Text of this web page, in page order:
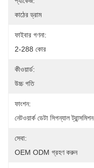
কাঠের ড্রাম
ফাইবার গণনা:
2-288 কোর
কীওয়ার্ড:
উচ্চ গতি
ফাংশন:
নেটওয়ার্ক ডেটা সিগন্যাল ট্রান্সমিশন
সেবা:
OEM ODM গ্রহণ করুন